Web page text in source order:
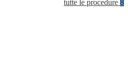
tutte le procedure 8